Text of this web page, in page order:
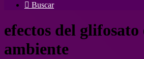
Buscar
efectos del glifosato
ambiente